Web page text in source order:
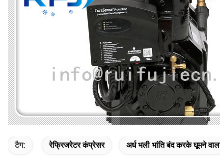
टैग: रेफ्रिजरेटर कंप्रेसर अर्ध भली भांति बंद करके घूमने